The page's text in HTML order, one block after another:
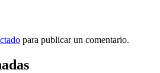
para publicar un comentario.